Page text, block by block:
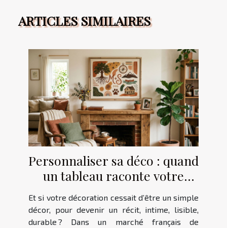
ARTICLES SIMILAIRES
Personnaliser sa déco : quand
un tableau raconte votre
Et si votre décoration cessait d’être un simple
décor, pour devenir un récit, intime, lisible,
durable ? Dans un marché français de